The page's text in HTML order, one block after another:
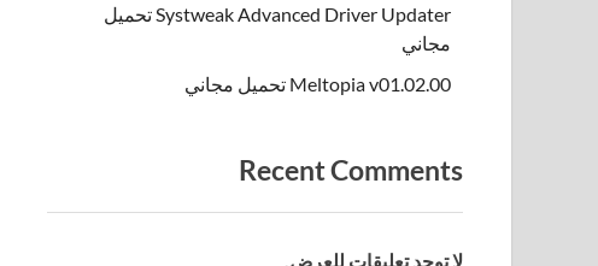
Systweak Advanced Driver Updater تحميل
مجاني
Meltopia v01.02.00 تحميل مجاني
Recent Comments
لا توجد تعليقات للعرض.